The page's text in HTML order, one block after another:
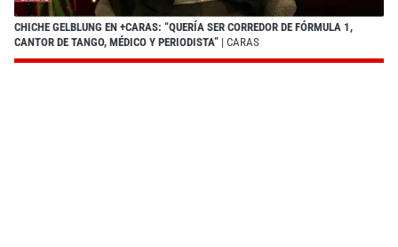
CHICHE GELBLUNG EN +CARAS: “QUERÍA SER CORREDOR DE FÓRMULA 1,
CANTOR DE TANGO, MÉDICO Y PERIODISTA” | CARAS